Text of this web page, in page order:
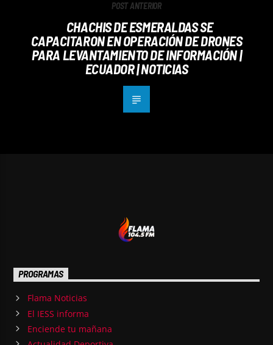
POST ANTERIOR
CHACHIS DE ESMERALDAS SE
CAPACITARON EN OPERACIÓN DE DRONES
PARA LEVANTAMIENTO DE INFORMACIÓN |
ECUADOR | NOTICIAS
PROGRAMAS
Flama Noticias
El IESS informa
Enciende tu mañana